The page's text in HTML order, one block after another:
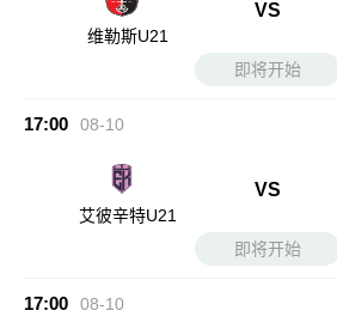
维勒斯U21
VS
即将开始
17:00 08-10
艾彼辛特U21
VS
即将开始
17:00 08-10